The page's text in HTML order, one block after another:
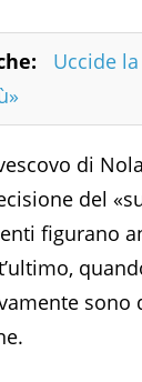
Uccide
di
del
figurano
sono